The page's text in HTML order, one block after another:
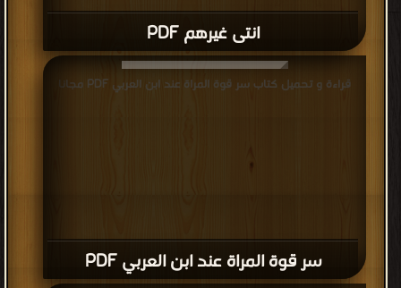
انتى غيرهم PDF
سر قوة المراة عند ابن العربي PDF
قراءة و تحميل كتاب سر قوة المراة عند ابن العربي PDF مجانا